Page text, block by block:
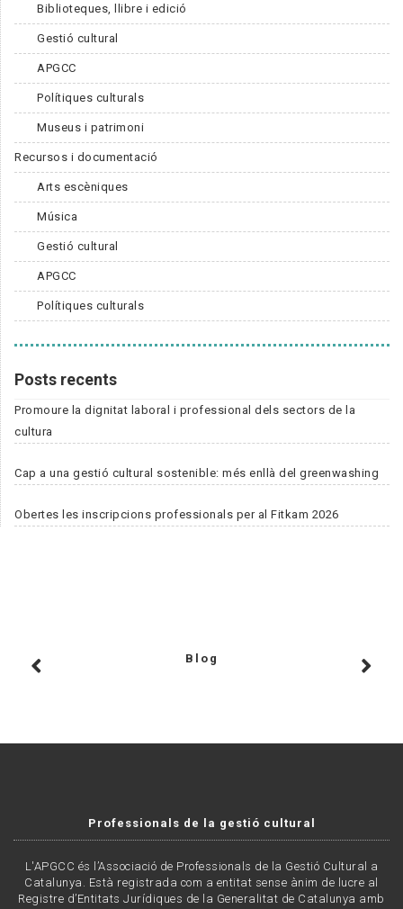
Biblioteques, llibre i edició
Gestió cultural
APGCC
Polítiques culturals
Museus i patrimoni
Recursos i documentació
Arts escèniques
Música
Gestió cultural
APGCC
Polítiques culturals
Posts recents
Promoure la dignitat laboral i professional dels sectors de la
cultura
Cap a una gestió cultural sostenible: més enllà del greenwashing
Obertes les inscripcions professionals per al Fitkam 2026
Blog
Professionals de la gestió cultural
L'APGCC és l’Associació de Professionals de la Gestió Cultural a
Catalunya. Està registrada com a entitat sense ànim de lucre al
Registre d’Entitats Jurídiques de la Generalitat de Catalunya amb